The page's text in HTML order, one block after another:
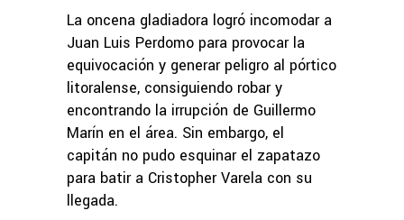
La oncena gladiadora logró incomodar a
Juan Luis Perdomo para provocar la
equivocación y generar peligro al pórtico
litoralense, consiguiendo robar y
encontrando la irrupción de Guillermo
Marín en el área. Sin embargo, el
capitán no pudo esquinar el zapatazo
para batir a Cristopher Varela con su
llegada.